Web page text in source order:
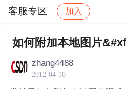
客服专区 加入
社区 客服专区 帖子详
如何附加本地图片
zhang4488
2012-04-10